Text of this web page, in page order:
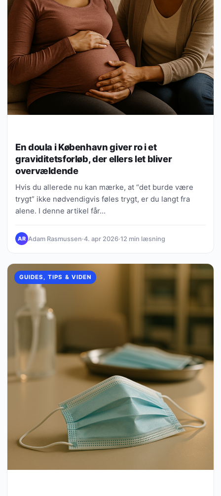
En doula i København giver ro i et
graviditetsforløb, der ellers let bliver
overvældende
Hvis du allerede nu kan mærke, at “det burde være
trygt” ikke nødvendigvis føles trygt, er du langt fra
alene. I denne artikel får…
AR Adam Rasmussen·4. apr 2026·12 min læsning
GUIDES, TIPS & VIDEN